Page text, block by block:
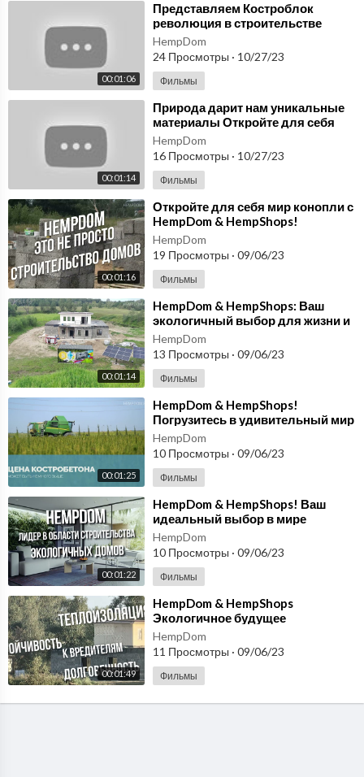
00:01:06
⁣Представляем Костроблок
революция в строительстве
экодомов! hempshops.biz
HempDom
24 Просмотры · 10/27/23
Фильмы
00:01:14
⁣Природа дарит нам уникальные
материалы Откройте для себя
тресту! HEMPSHOPS
HempDom
16 Просмотры · 10/27/23
Фильмы
00:01:16
⁣Откройте для себя мир конопли с
HempDom & HempShops!
HempDom
19 Просмотры · 09/06/23
Фильмы
00:01:14
⁣HempDom & HempShops: Ваш
экологичный выбор для жизни и
здоровья!
HempDom
13 Просмотры · 09/06/23
Фильмы
00:01:25
⁣HempDom & HempShops!
Погрузитесь в удивительный мир
конопли! Костробетон
производство в Москве
HempDom
10 Просмотры · 09/06/23
Фильмы
00:01:22
⁣HempDom & HempShops! Ваш
идеальный выбор в мире
конопли!
HempDom
10 Просмотры · 09/06/23
Фильмы
00:01:49
⁣HempDom & HempShops
Экологичное будущее
начинается с вашего дома!
HempDom
11 Просмотры · 09/06/23
Фильмы